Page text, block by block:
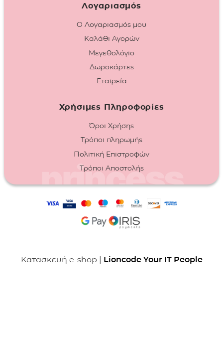
Λογαριασμός
Ο Λογαριασμός μου
Καλάθι Αγορών
Μεγεθολόγιο
Δωροκάρτες
Εταιρεία
Χρήσιμες Πληροφορίες
Όροι Χρήσης
Τρόποι πληρωμής
Πολιτική Επιστροφών
Τρόποι Αποστολής
Κατασκευή e-shop | Lioncode Your IT People